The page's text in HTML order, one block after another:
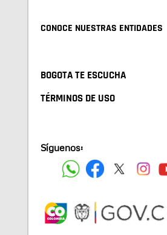
CONOCE NUESTRAS ENTIDADES
BOGOTA TE ESCUCHA
TÉRMINOS DE USO
Síguenos: